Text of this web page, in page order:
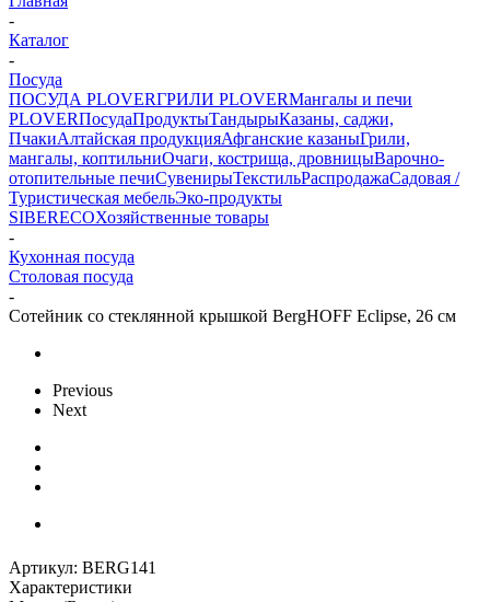
-
Каталог
-
Посуда
ПОСУДА PLOVERГРИЛИ PLOVERМангалы и печи
PLOVERПосудаПродуктыТандырыКазаны, саджи,
ПчакиАлтайская продукцияАфганские казаныГрили,
мангалы, коптильниОчаги, кострища, дровницыВарочно-
отопительные печиСувенирыТекстильРаспродажаСадовая /
Туристическая мебельЭко-продукты
SIBERECOХозяйственные товары
-
Кухонная посуда
Столовая посуда
-
Сотейник со стеклянной крышкой BergHOFF Eclipse, 26 см
Previous
Next
Артикул: BERG141
Характеристики